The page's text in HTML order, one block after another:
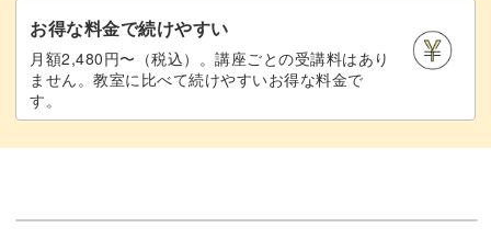
お得な料金で続けやすい
月額2,480円〜（税込）。講座ごとの受講料はあり
ません。教室に比べて続けやすいお得な料金で
す。